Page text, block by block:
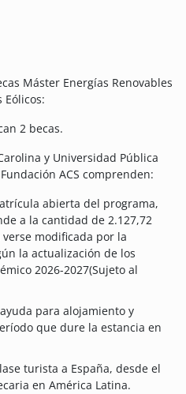
Máster Energías Renovables
Eólicos:
2 becas.
y Universidad Pública
ACS comprenden:
abierta del programa,
a la cantidad de 2.127,72
modificada por la
la actualización de los
2026-2027(Sujeto al
para alojamiento y
que dure la estancia en
turista a España, desde el
en América Latina.